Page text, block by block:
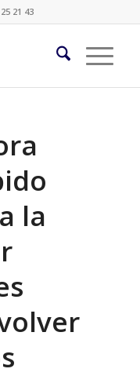
21 43
la